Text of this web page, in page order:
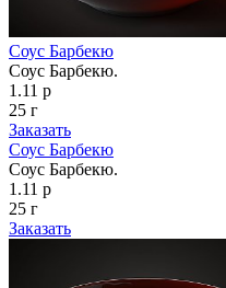
Соус Барбекю
Соус Барбекю.
1.11 р
25 г
Заказать
Соус Барбекю
Соус Барбекю.
1.11 р
25 г
Заказать